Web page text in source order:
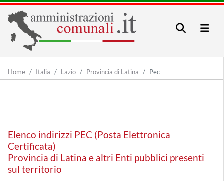
Home Italia Lazio Provincia di Latina Pec
Elenco indirizzi PEC (Posta Elettronica
Certificata)
Provincia di Latina e altri Enti pubblici presenti
sul territorio